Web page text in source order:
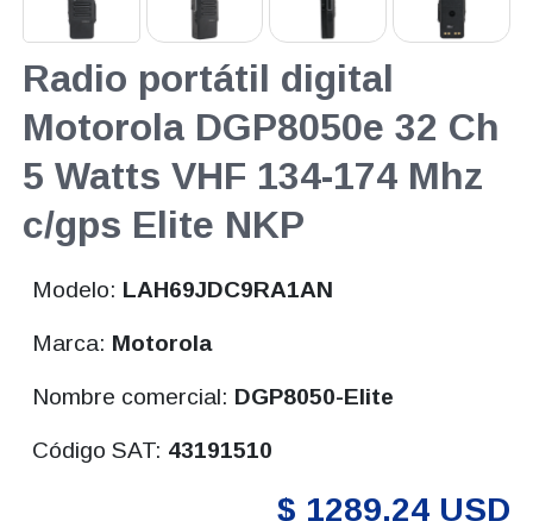
Radio portátil digital
Motorola DGP8050e 32 Ch
5 Watts VHF 134-174 Mhz
c/gps Elite NKP
Modelo: LAH69JDC9RA1AN
Marca: Motorola
Nombre comercial: DGP8050-Elite
Código SAT: 43191510
$ 1289.24 USD